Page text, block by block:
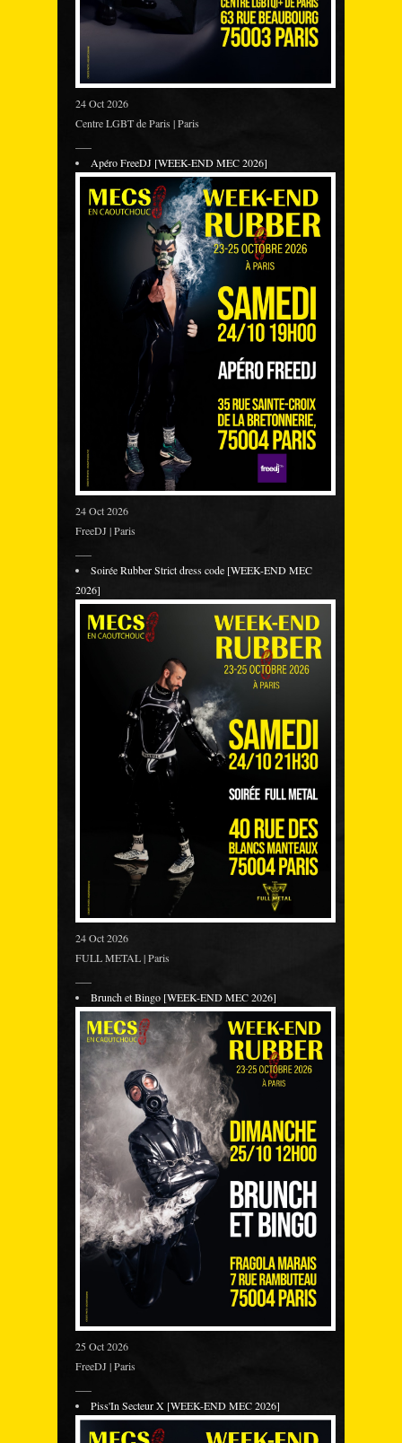
24 Oct 2026
Centre LGBT de Paris | Paris
Apéro FreeDJ [WEEK-END MEC 2026]
24 Oct 2026
FreeDJ | Paris
Soirée Rubber Strict dress code [WEEK-END MEC
2026]
24 Oct 2026
FULL METAL | Paris
Brunch et Bingo [WEEK-END MEC 2026]
25 Oct 2026
FreeDJ | Paris
Piss'In Secteur X [WEEK-END MEC 2026]